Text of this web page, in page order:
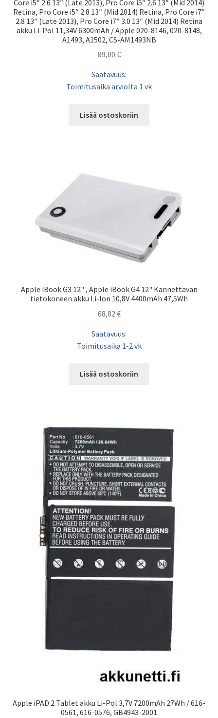
Core i5″ 2.6 13″ (Late 2013), Pro Core i5″ 2.6 13″ (Mid 2014)
Retina, Pro Core i5″ 2.8 13″ (Mid 2014) Retina, Pro Core i7″
2.8 13″ (Late 2013), Pro Core i7″ 3.0 13″ (Mid 2014) Retina
akku Li-Pol 11,34V 6300mAh / Apple 020-8146, 020-8148,
A1493, A1502, CS-AM1493NB
89,00 €
Saatavuus:
Toimitusaika arviolta 1 vk
Lisää ostoskoriin
Apple iBook G3 12" , Apple iBook G4 12" Kannettavan
tietokoneen akku Li-Ion 10,8V 4400mAh 47,5Wh
68,82 €
Saatavuus:
Toimitusaika 1-2 vk
Lisää ostoskoriin
Apple iPAD 2 Tablet akku Li-Pol 3,7V 7200mAh 27Wh / 616-
0561, 616-0576, GB4943-2001